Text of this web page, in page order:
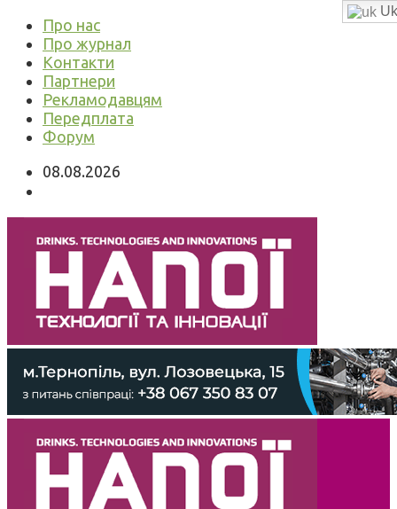
Про нас
Про журнал
Контакти
Партнери
Рекламодавцям
Передплата
Форум
08.08.2026